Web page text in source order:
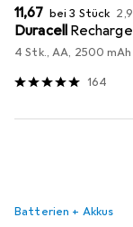
EUR
11,67 bei 3 Stück
Duracell
4 Stk., AA, 2500 mAh
164
Batterien + Akkus